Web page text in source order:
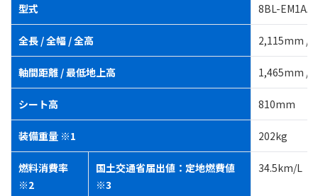
型式 8BL-EM1AA
全長 / 全幅 / 全高 2,115mm /
軸間距離 / 最低地上高 1,465mm /
シート高 810mm
装備重量 ※1 202kg
燃料消費率
※2
国土交通省届出値：定地燃費値
※3
34.5km/L（